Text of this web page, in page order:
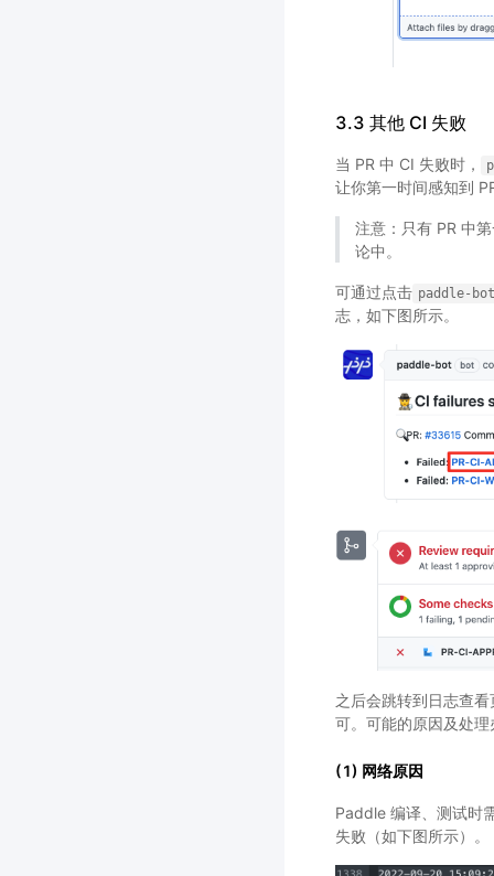
3.3 其他 CI 失败
当 PR 中 CI 失败时，
让你第一时间感知到
注意：只有 PR 中
论中。
可通过点击 paddle-bot
志，如下图所示。
之后会跳转到日志查
可。可能的原因及处
(1) 网络原因
Paddle 编译、测试时
失败（如下图所示）。